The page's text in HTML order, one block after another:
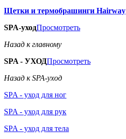
Щетки и термобрашинги Hairway
SPA-уходПросмотреть
Назад к главному
SPA - УХОДПросмотреть
Назад к SPA-уход
SPA - уход для ног
SPA - уход для рук
SPA - уход для тела